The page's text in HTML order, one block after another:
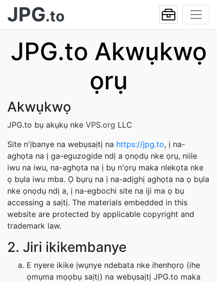
JPG.to
JPG.to Akwụkwọ
ọrụ
Akwụkwọ
JPG.to bụ akụkụ nke VPS.org LLC
Site n'ịbanye na webụsaịtị na https://jpg.to, ị na-
aghọta na ị ga-eguzogide ndị a ọnọdụ nke ọrụ, niile
iwu na iwu, na-aghọta na ị bụ n'ọrụ maka nlekọta nke
ọ bụla iwu mba. Ọ bụrụ na ị na-adịghị aghọta na ọ bụla
nke ọnọdụ ndị a, ị na-egbochi site na iji ma ọ bụ
accessing a saịtị. The materials embedded in this
website are protected by applicable copyright and
trademark law.
2. Jiri ikikembanye
E nyere ikike ịwụnye ndebata nke ihenhọrọ (ihe
ọmụma mọọbụ saịtị) na webụsaịtị JPG.to maka